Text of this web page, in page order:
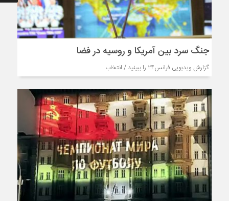
جنگ سرد بین آمریکا و روسیه در فضا
گزارش ویدیویی فرانس۲۴ را ببینید / انتخاب